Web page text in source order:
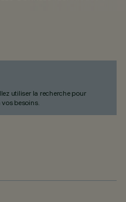
utiliser la recherche pour
besoins.